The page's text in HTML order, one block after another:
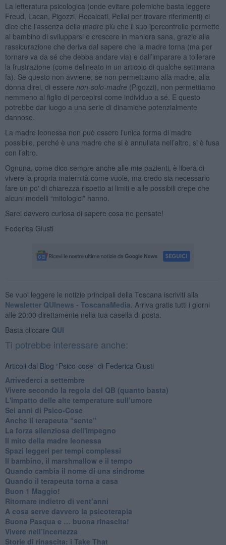
La letteratura psicologica (onde evitare polemiche basta leggere
Freud, Lacan, Pigozzi, Recalcati, Pellai per trovare riferimenti) ci
dice che l’assenza della madre più che il suo ipercontrollo permette
al bambino di svilupparsi e crescere in maniera sana, grazie alla
rassicurazione che deriva dal sapere che la madre torna (ma per
tornare va da sé che debba andare via) e dall’imparare a tollerare
la frustrazione (come delineato in un articolo di qualche settimana
fa). Se questo non avviene, se non permettiamo alla madre, alla
donna direi, di essere non-solo-madre (Pigozzi), non permettiamo
nemmeno al figlio di percepirsi come individuo a sé. E questo
potrebbe dar luogo a una serie di dinamiche potenzialmente
dannose.
La madre leonessa non può essere l’unica forma di madre
possibile, perché è una madre che si è annullata nell’altro, si è fusa
con l’altro.
Ognuna, come dico sempre anche alle mie pazienti, è libera di
vivere la propria maternità come vuole, ma credo sia necessario
fare un po' di chiarezza rispetto ai limiti e alle possibili crepe che
alcuni modelli “mitologici” hanno.
Sarei davvero curiosa di sapere cosa ne pensate!
Federica Giusti
Se vuoi leggere le notizie principali della Toscana iscriviti alla
Newsletter QUInews - ToscanaMedia. Arriva gratis tutti i giorni
alle 20:00 direttamente nella tua casella di posta.
Basta cliccare QUI
Ti potrebbe interessare anche:
Articoli dal Blog “Psico-cose” di Federica Giusti
​Arrivederci a settembre
​Vivere secondo la regola del QB (quanto basta)
​L'impatto delle alte temperature sull’umore
Sei anni di Psico-Cose
​Anche il terapeuta “sente”
​La forza silenziosa dell'impegno
​Il mito della madre leonessa
Spazi leggeri per tempi complessi
Il bambino, il marshmallow e il tempo
​Quando cambia il nome di una sindrome
​Quando il terapeuta torna a casa
​Buon 1 Maggio!
Ritornare indietro di vent’anni
​A cosa serve davvero la psicoterapia
​Buona Pasqua e … buona rinascita!
​Vivere nell’incertezza
​Storie di rinascita: i Take That